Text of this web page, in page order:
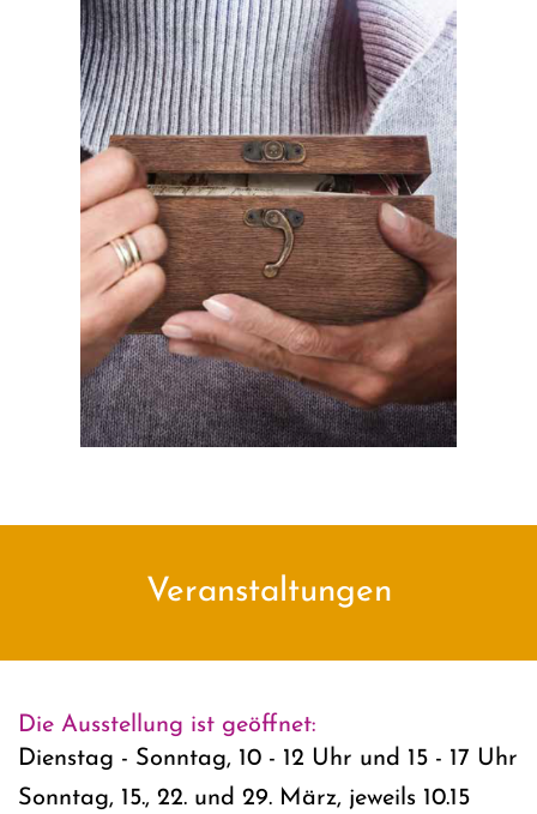
Veranstaltungen
Die Ausstellung ist geöffnet:
Dienstag - Sonntag, 10 - 12 Uhr und 15 - 17 Uhr
Sonntag, 15., 22. und 29. März, jeweils 10.15